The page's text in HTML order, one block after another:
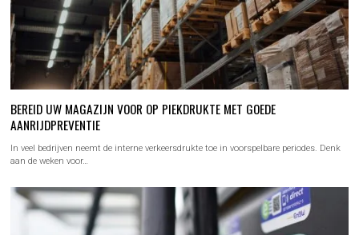
BEREID UW MAGAZIJN VOOR OP PIEKDRUKTE MET GOEDE
AANRIJDPREVENTIE
In veel bedrijven neemt de interne verkeersdrukte toe in voorspelbare periodes. Denk
aan de weken voor…